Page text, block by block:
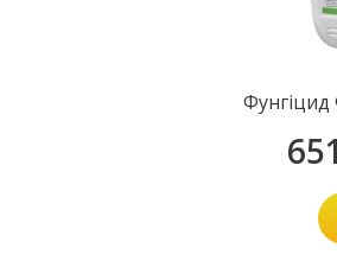
Фунгіцид